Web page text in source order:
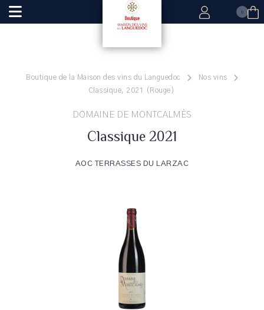
0
Boutique de la Maison des vins du Languedoc
Nos vins
Classique, 2021 (Rouge)
DOMAINE DE MONTCALMÈS
Classique 2021
AOC TERRASSES DU LARZAC